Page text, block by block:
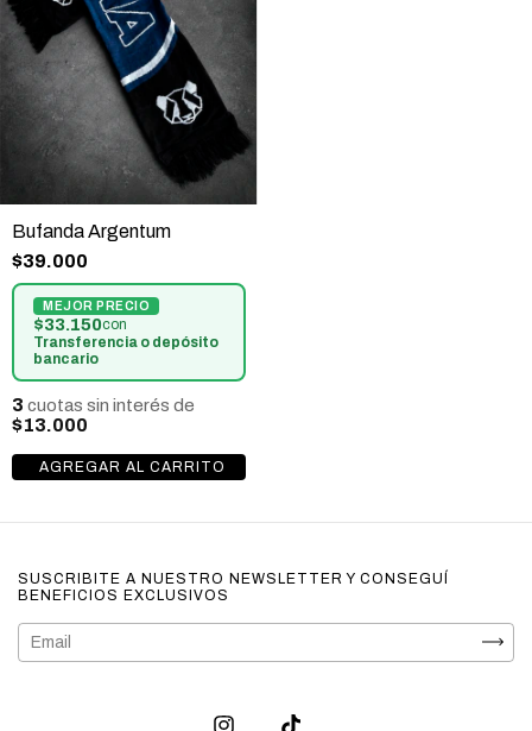
Bufanda Argentum
$39.000
$33.150con
Transferencia o depósito
bancario
3 cuotas sin interés de
$13.000
SUSCRIBITE A NUESTRO NEWSLETTER Y CONSEGUÍ
BENEFICIOS EXCLUSIVOS